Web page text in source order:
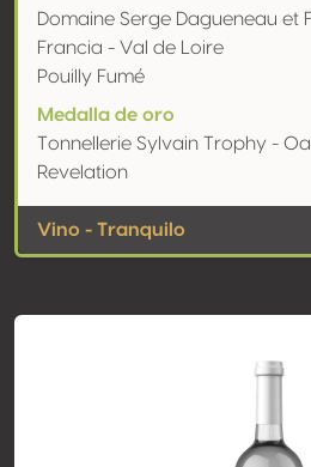
Domaine Serge Dagueneau et
Francia - Val de Loire
Pouilly Fumé
Medalla de oro
Tonnellerie Sylvain Trophy -
Revelation
Vino - Tranquilo